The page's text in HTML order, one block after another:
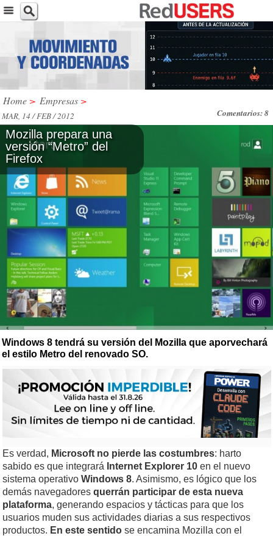
Home > Empresas >
Comentarios: 8
MAR, 14 / FEB / 2012
Mozilla prepara una
versión “Metro” del
Firefox
Windows 8 tendrá su versión del Mozilla que aporvechará
el estilo Metro del renovado SO.
Es verdad, Microsoft no pierde las costumbres: harto
sabido es que integrará Internet Explorer 10 en el nuevo
sistema operativo Windows 8. Asimismo, es lógico que los
demás navegadores querrán participar de esta nueva
plataforma, generando espacios y tácticas para que los
usuarios muden sus actividades diarias a sus respectivos
productos. En este sentido se encamina Mozilla con el